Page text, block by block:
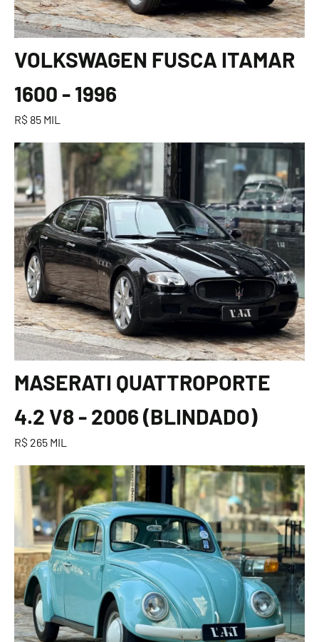
VOLKSWAGEN FUSCA ITAMAR
1600 - 1996
R$ 85 MIL
MASERATI QUATTROPORTE
4.2 V8 - 2006 (BLINDADO)
R$ 265 MIL